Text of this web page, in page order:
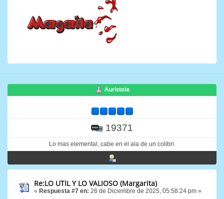
Auristela
19371
Lo mas elemental, cabe en el ala de un colibri.
Re:LO UTIL Y LO VALIOSO (Margarita)
« Respuesta #7 en: 26 de Diciembre de 2025, 05:58:24 pm »